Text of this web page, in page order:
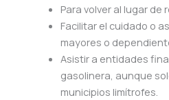
Para volver al lugar de
Facilitar el cuidado o
mayores o
Asistir a entidades
gasolinera, aunque
municipios limítrofes.